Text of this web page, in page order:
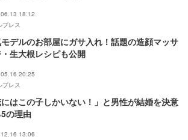
18:12
プレス
モデルのお部屋にガサ入れ！話題の造顔マッサ
生大根レシピも公開
20:25
プレス
にはこの子しかいない！」と男性が結婚を決意
の理由
13:06